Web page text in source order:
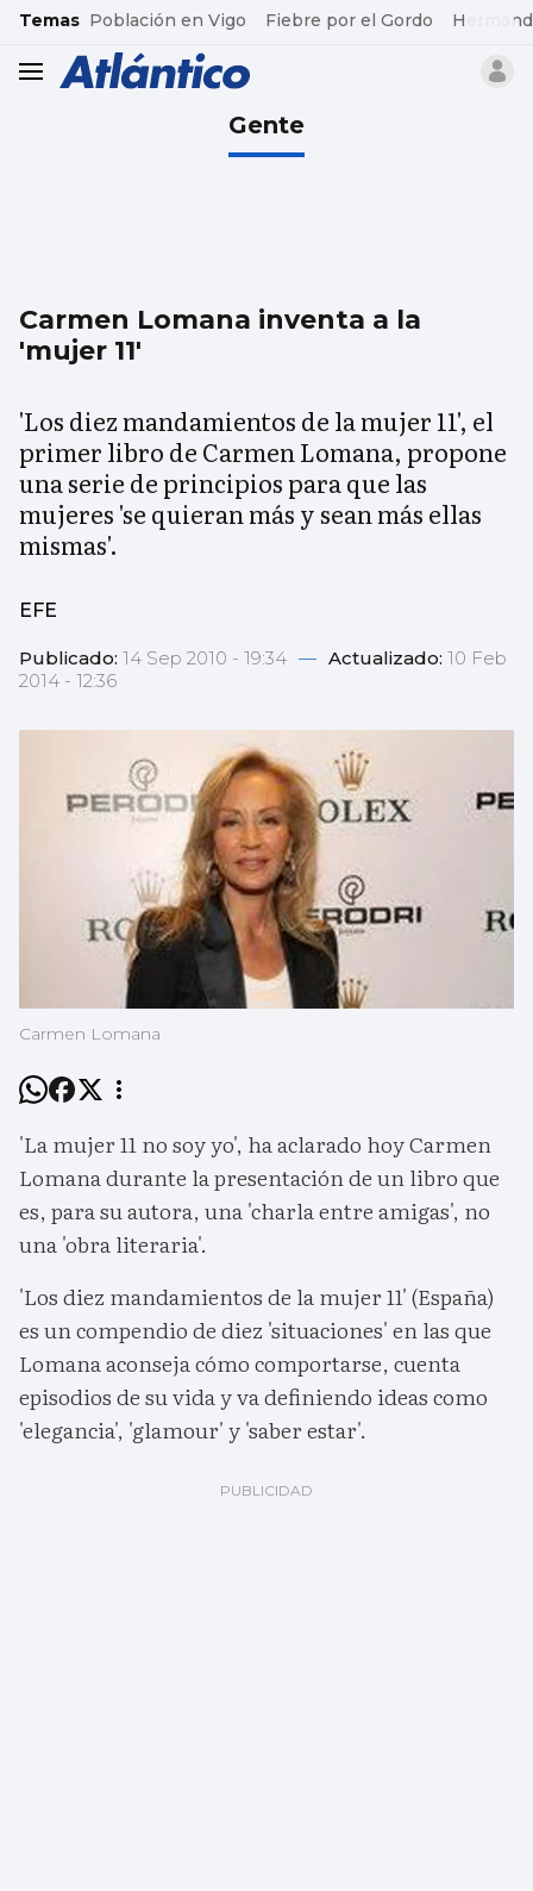
common.go-to-content
Temas Población en Vigo Fiebre por el Gordo
header.menu.open
Gente
Carmen Lomana inventa a la
'mujer 11'
'Los diez mandamientos de la mujer 11', el
primer libro de Carmen Lomana, propone
una serie de principios para que las
mujeres 'se quieran más y sean más ellas
mismas'.
EFE
Publicado: 14 Sep 2010 - 19:34 — Actualizado: 10 Feb
2014 - 12:36
Carmen Lomana
'La mujer 11 no soy yo', ha aclarado hoy Carmen
Lomana durante la presentación de un libro que
es, para su autora, una 'charla entre amigas', no
una 'obra literaria'.
'Los diez mandamientos de la mujer 11' (España)
es un compendio de diez 'situaciones' en las que
Lomana aconseja cómo comportarse, cuenta
episodios de su vida y va definiendo ideas como
'elegancia', 'glamour' y 'saber estar'.